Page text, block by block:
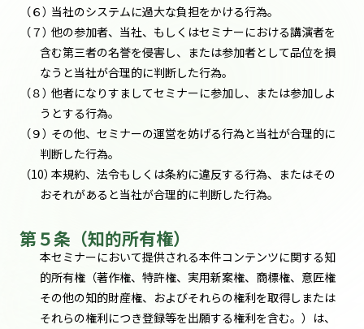
（６）当社のシステムに過大な負担をかける行為。
（７）他の参加者、当社、もしくはセミナーにおける講演者を
含む第三者の名誉を侵害し、または参加者として品位を損
なうと当社が合理的に判断した行為。
（８）他者になりすましてセミナーに参加し、または参加しよ
うとする行為。
（９）その他、セミナーの運営を妨げる行為と当社が合理的に
判断した行為。
（10）本規約、法令もしくは条約に違反する行為、またはその
おそれがあると当社が合理的に判断した行為。
第５条（知的所有権）
本セミナーにおいて提供される本件コンテンツに関する知
的所有権（著作権、特許権、実用新案権、商標権、意匠権
その他の知的財産権、およびそれらの権利を取得しまたは
それらの権利につき登録等を出願する権利を含む。）は、